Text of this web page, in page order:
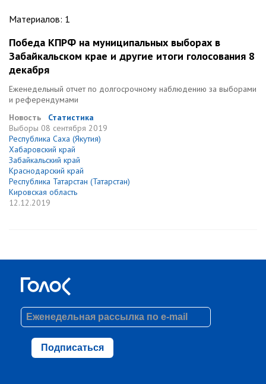
Материалов: 1
Победа КПРФ на муниципальных выборах в
Забайкальском крае и другие итоги голосования 8
декабря
Еженедельный отчет по долгосрочному наблюдению за выборами
и референдумами
Новость
Статистика
Выборы 08 сентября 2019
Республика Саха (Якутия)
Хабаровский край
Забайкальский край
Краснодарский край
Республика Татарстан (Татарстан)
Кировская область
12.12.2019
Подписаться